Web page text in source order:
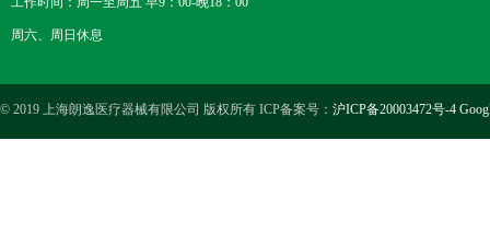
周六、周日休息
© 2019 上海朗逸医疗器械有限公司 版权所有 ICP备案号： 沪ICP备20003472号-4